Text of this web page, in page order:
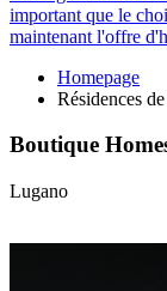
important que le
maintenant l'offre
Homepage
Résidences
Boutique
Lugano